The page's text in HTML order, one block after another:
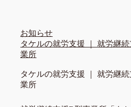
お知らせ
タケルの就労支援 ｜ 就労継
業所
タケルの就労支援 ｜ 就労継
業所